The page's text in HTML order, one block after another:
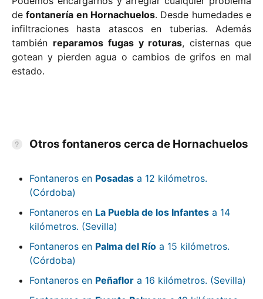
defontanería en Hornachuelos. Desde humedades e
infiltraciones hasta atascos en tuberias. Además
también reparamos fugas y roturas, cisternas que
gotean y pierden agua o cambios de grifos en mal
estado.
Otros fontaneros cerca de Hornachuelos
Fontaneros en Posadas a 12 kilómetros.
(Córdoba)
Fontaneros en La Puebla de los Infantes a 14
kilómetros. (Sevilla)
Fontaneros en Palma del Río a 15 kilómetros.
(Córdoba)
Fontaneros en Peñaflor a 16 kilómetros. (Sevilla)